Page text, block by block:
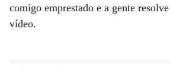
comigo emprestado e a gente
vídeo.